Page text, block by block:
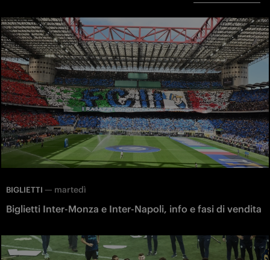
BIGLIETTI — martedì
Biglietti Inter-Monza e Inter-Napoli, info e fasi di vendita